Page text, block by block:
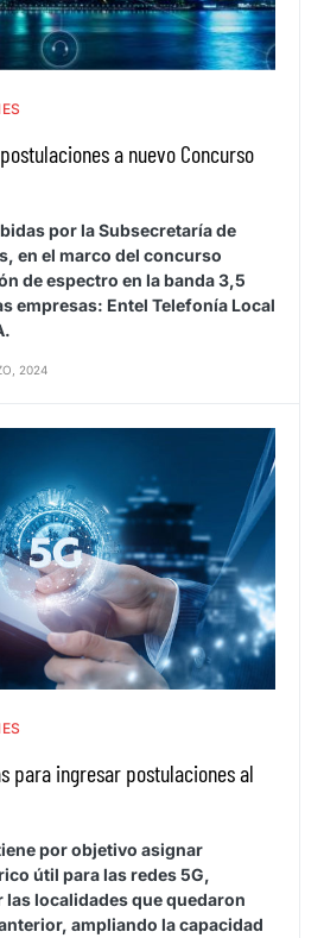
a nuevo Concurso
por la Subsecretaría de
en el marco del concurso
de espectro en la banda 3,5
empresas: Entel Telefonía Local
2024
para ingresar postulaciones al
por objetivo asignar
útil para las redes 5G,
las localidades que quedaron
ampliando la capacidad